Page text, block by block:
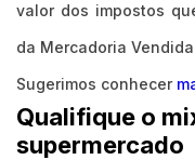
valor dos impostos
da Mercadoria Vendida
Sugerimos conhecer
Qualifique o
supermercado